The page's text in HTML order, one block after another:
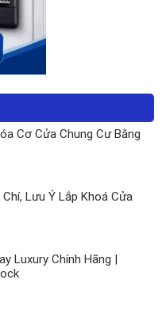
Cơ Cửa Chung Cư Bằng
Lưu Ý Lắp Khoá Cửa
Luxury Chính Hãng |